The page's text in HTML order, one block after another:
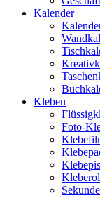
Kalender
Kleben
Foto-